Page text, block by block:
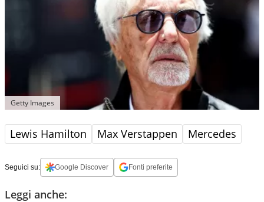
Getty Images
Lewis Hamilton Max Verstappen Mercedes
Seguici su: Google Discover Fonti preferite
Leggi anche: